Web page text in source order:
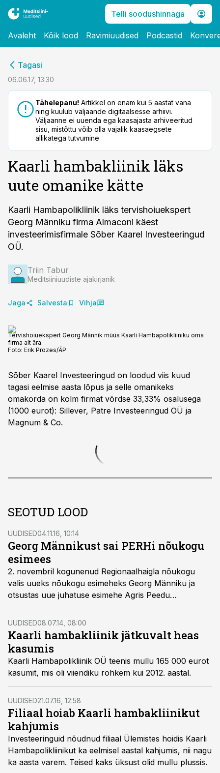
Telli soodushinnaga
Avaleht Kõik lood Ravimiuudised Podcastid
Tagasi
06.06.17, 13:30
Tähelepanu! Artikkel on enam kui 5 aastat vana
ning kuulub väljaande digitaalsesse arhiivi.
Väljaanne ei uuenda ega kaasajasta arhiveeritud
sisu, mistõttu võib olla vajalik kaasaegsete
allikatega tutvumine
Kaarli hambakliinik läks
uute omanike kätte
Kaarli Hambapolikliinik läks tervishoiuekspert
Georg Männiku firma Almaconi käest
investeerimisfirmale Sõber Kaarel Investeeringud
OÜ.
Triin Tabur
Meditsiiniuudiste ajakirjanik
Jaga Salvesta Vihja
Tervishoiuekspert Georg Männik müüs Kaarli Hambapolikliiniku oma
firma alt ära.
Foto: Erik Prozes/ÄP
Sõber Kaarel Investeeringud on loodud viis kuud
tagasi eelmise aasta lõpus ja selle omanikeks
omakorda on kolm firmat võrdse 33,33% osalusega
(1000 eurot): Sillever, Patre Investeeringud OÜ ja
Magnum & Co.
SEOTUD LOOD
UUDISED04.11.16, 10:14
Georg Männikust sai PERHi nõukogu
esimees
2. novembril kogunenud Regionaalhaigla nõukogu
valis uueks nõukogu esimeheks Georg Männiku ja
otsustas uue juhatuse esimehe Agris Peedu
ettepanekul muuta juhatuse liikmete
vastutusvaldkondi.
UUDISED08.07.14, 08:00
Kaarli hambakliinik jätkuvalt heas
kasumis
Kaarli Hambapolikliinik OÜ teenis mullu 165 000 eurot
kasumit, mis oli viiendiku rohkem kui 2012. aastal.
UUDISED21.07.16, 12:58
Filiaal hoiab Kaarli hambakliinikut
kahjumis
Investeeringuid nõudnud filiaal Ülemistes hoidis Kaarli
Hambapolikliinikut ka eelmisel aastal kahjumis, nii nagu
ka aasta varem. Teised kaks üksust olid mullu plussis.